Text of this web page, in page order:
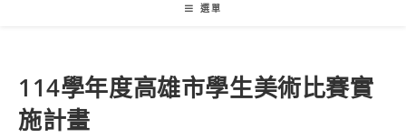
選單
114學年度高雄市學生美術比賽實
施計畫